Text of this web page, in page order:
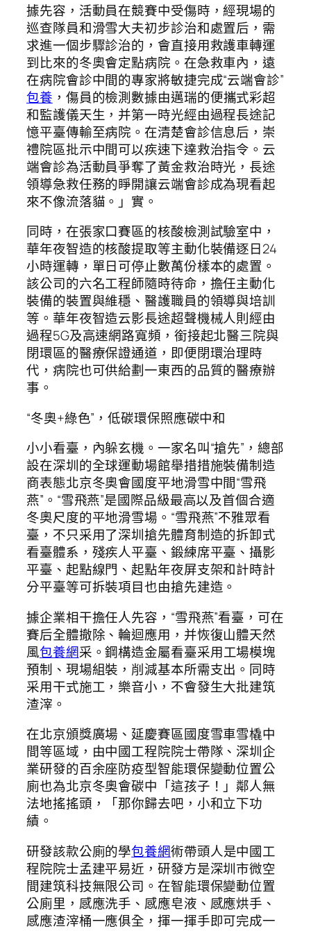
據先容，活動員在競賽中受傷時，經現場的
巡查隊員和滑雪大夫初步診治和處置后，需
求進一個步驟診治的，會直接用救護車轉運
到比來的冬奧會定點病院。在急救車內，遠
在病院會診中間的專家將敏捷完成“云端會診”
包養 ，傷員的檢測數據由邁瑞的便攜式彩超
和監護儀天生，并第一時光經由過程長途記
憶平臺傳輸至病院。在清楚會診信息后，崇
禮院區批示中間可以疾速下達救治指令。云
端會診為活動員爭奪了黃金救治時光，長途
領導急救任務的睜開讓云端會診成為現看起
來不像流落貓。」實。
同時，在張家口賽區的核酸檢測試驗室中，
華年夜智造的核酸提取等主動化裝備逐日24
小時運轉，單日可停止數萬份樣本的處置。
該公司的六名工程師隨時待命，擔任主動化
裝備的裝置與維穩、醫護職員的領導與培訓
等。華年夜智造云影長途超聲機械人則經由
過程5G及高速網路寬頻，銜接起北醫三院與
閉環區的醫療保證通道，即便閉環治理時
代，病院也可供給劃一東西的品質的醫療辦
事。
“冬奧+綠色”，低碳環保照應碳中和
小小看臺，內躲玄機。一家名叫“搶先”，總部
設在深圳的全球運動場館舉措措施裝備制造
商表態北京冬奧會國度平地滑雪中間“雪飛
燕”。“雪飛燕”是國際品級最高以及首個合適
冬奧尺度的平地滑雪場。“雪飛燕”不雅眾看
臺，不只采用了深圳搶先體育制造的拆卸式
看臺體系，殘疾人平臺、鍛練席平臺、攝影
平臺、起點線門、起點年夜屏支架和計時計
分平臺等可拆裝項目也由搶先建造。
據企業相干擔任人先容，“雪飛燕”看臺，可在
賽后全體撤除、輪迴應用，并恢復山體天然
風包養網采。鋼構造金屬看臺采用工場模塊
預制、現場組裝，削減基本所需支出。同時
采用干式施工，樂音小，不會發生大批建筑
渣滓。
在北京頒獎廣場、延慶賽區國度雪車雪橇中
間等區域，由中國工程院院士帶隊、深圳企
業研發的百余座防疫型智能環保變動位置公
廁也為北京冬奧會碳中「這孩子！」鄰人無
法地搖搖頭，「那你歸去吧，小和立下功
績。
研發該款公廁的學包養網術帶頭人是中國工
程院院士孟建平易近，研發方是深圳市微空
間建筑科技無限公司。在智能環保變動位置
公廁里，感應洗手、感應皂液、感應烘手、
感應渣滓桶一應俱全，揮一揮手即可完成一